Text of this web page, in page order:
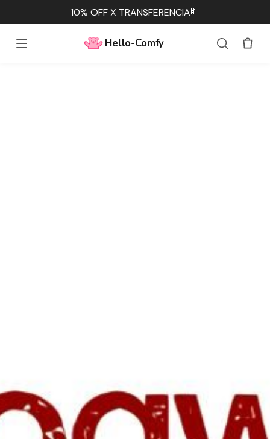
10% OFF X TRANSFERENCIA💵
Hello-Comfy